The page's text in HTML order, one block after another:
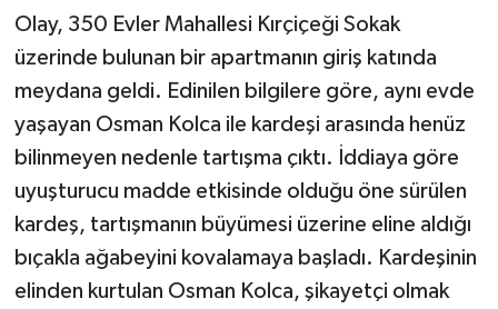
Olay, 350 Evler Mahallesi Kırçiçeği Sokak
üzerinde bulunan bir apartmanın giriş katında
meydana geldi. Edinilen bilgilere göre, aynı evde
yaşayan Osman Kolca ile kardeşi arasında henüz
bilinmeyen nedenle tartışma çıktı. İddiaya göre
uyuşturucu madde etkisinde olduğu öne sürülen
kardeş, tartışmanın büyümesi üzerine eline aldığı
bıçakla ağabeyini kovalamaya başladı. Kardeşinin
elinden kurtulan Osman Kolca, şikayetçi olmak